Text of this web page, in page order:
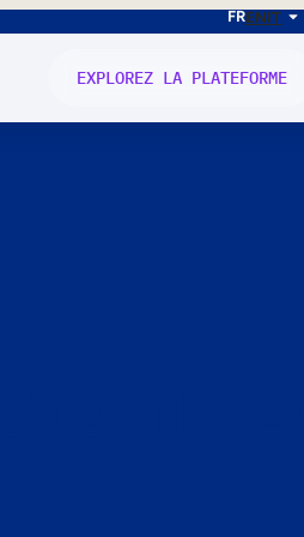
FRENIT
EXPLOREZ LA PLATEFORME